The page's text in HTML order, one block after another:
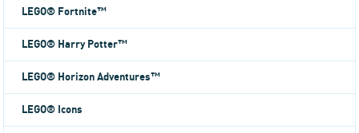
LEGO® Fortnite™
LEGO® Harry Potter™
LEGO® Horizon Adventures™
LEGO® Icons